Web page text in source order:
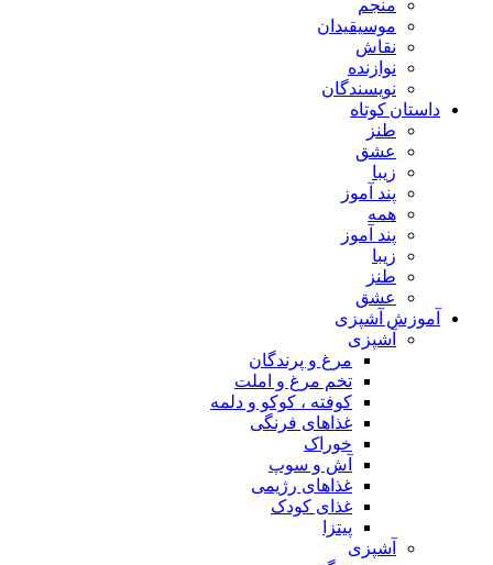
منجم
موسیقیدان
نقاش
نوازنده
نویسندگان
داستان کوتاه
طنز
عشق
زیبا
پند آموز
همه
پند آموز
زیبا
طنز
عشق
آموزش آشپزی
آشپزی
مرغ و پرندگان
تخم مرغ و املت
کوفته ، کوکو و دلمه
غذاهای فرنگی
خوراک
آش و سوپ
غذاهای رژیمی
غذای کودک
پیتزا
آشپزی